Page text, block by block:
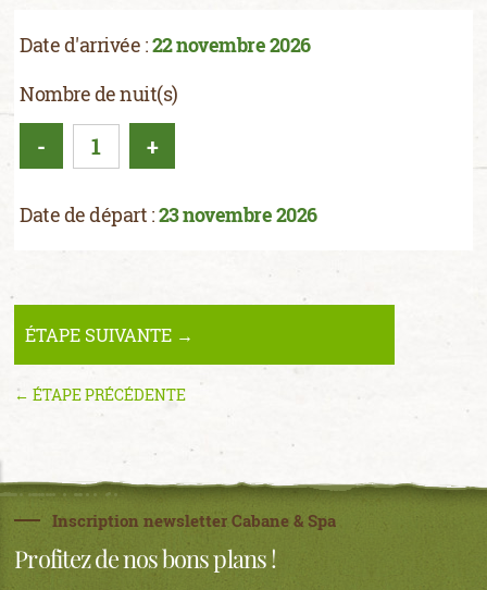
Date d'arrivée :22 novembre 2026
Nombre de nuit(s)
- +
Date de départ :23 novembre 2026
← ÉTAPE PRÉCÉDENTE
ÉTAPE SUIVANTE →
Inscription newsletter Cabane & Spa
Profitez de nos bons plans !